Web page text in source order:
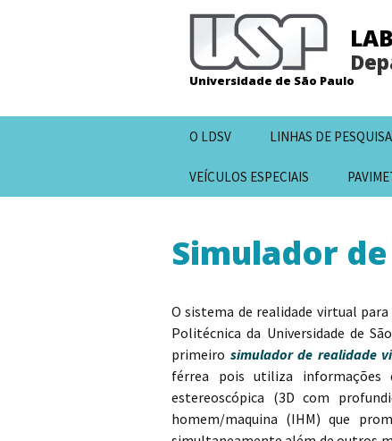
Universidade de São Paulo
O LDSV LINHAS DE PESQUISA
VEÍCULOS ESPECIAIS
Simulador
O sistema de realidade virtual
Politécnica da Universidade de
primeiro simulador de realidade
férrea pois utiliza informações
estereoscópica (3D com
homem/maquina (IHM) que